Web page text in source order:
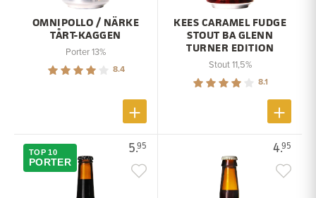
OMNIPOLLO / NÄRKE
TÅRT-KAGGEN
Porter 13%
8.4
KEES CARAMEL FUDGE
STOUT BA GLENN
TURNER EDITION
Stout 11,5%
8.1
5.95
TOP 10
PORTER
4.95